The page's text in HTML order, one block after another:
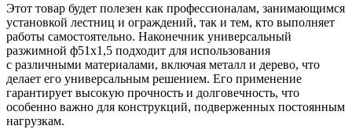
Этот товар будет полезен как профессионалам, занимающимся
установкой лестниц и ограждений, так и тем, кто выполняет
работы самостоятельно. Наконечник универсальный
разжимной ф51х1,5 подходит для использования
с различными материалами, включая металл и дерево, что
делает его универсальным решением. Его применение
гарантирует высокую прочность и долговечность, что
особенно важно для конструкций, подверженных постоянным
нагрузкам.